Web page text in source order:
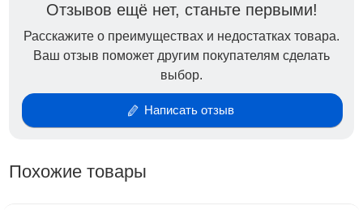
Отзывов ещё нет, станьте первыми!
Расскажите о преимуществах и недостатках товара.
Ваш отзыв поможет другим покупателям сделать
выбор.
Написать отзыв
Похожие товары